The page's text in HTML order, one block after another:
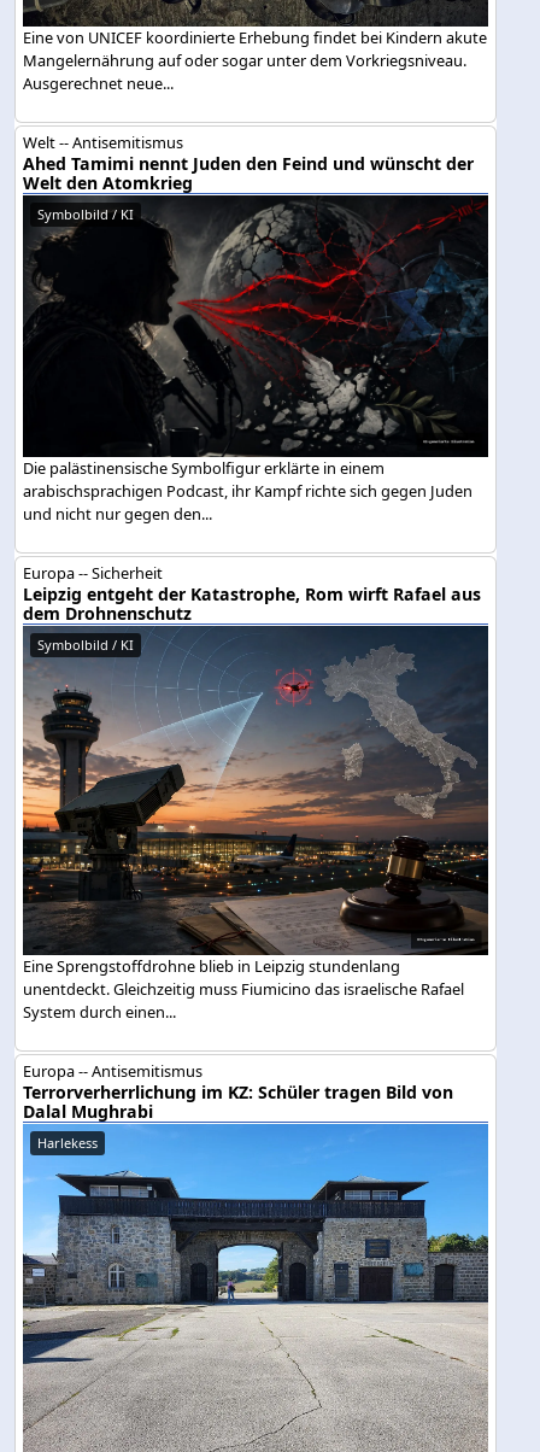
Eine von UNICEF koordinierte Erhebung findet bei Kindern akute
Mangelernährung auf oder sogar unter dem Vorkriegsniveau.
Ausgerechnet neue...
Welt -- Antisemitismus
Ahed Tamimi nennt Juden den Feind und wünscht der
Welt den Atomkrieg
Symbolbild / KI
Die palästinensische Symbolfigur erklärte in einem
arabischsprachigen Podcast, ihr Kampf richte sich gegen Juden
und nicht nur gegen den...
Europa -- Sicherheit
Leipzig entgeht der Katastrophe, Rom wirft Rafael aus
dem Drohnenschutz
Symbolbild / KI
Eine Sprengstoffdrohne blieb in Leipzig stundenlang
unentdeckt. Gleichzeitig muss Fiumicino das israelische Rafael
System durch einen...
Europa -- Antisemitismus
Terrorverherrlichung im KZ: Schüler tragen Bild von
Dalal Mughrabi
Harlekess